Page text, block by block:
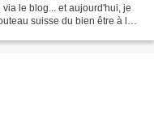
le blog... et aujourd'hui, je
suisse du bien être à la